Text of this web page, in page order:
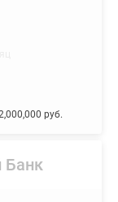
руб.
Банк